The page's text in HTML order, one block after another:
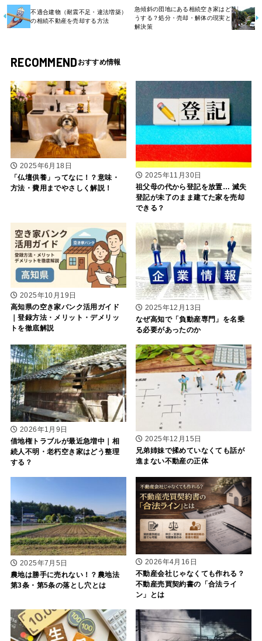
不適合建物（耐震不足・違法増築）
の相続不動産を売却する方法
急傾斜の団地にある相続空き家はど
うする？処分・売却・解体の現実と
解決策
RECOMMEND
2025年6月18日
「仏壇供養」ってなに！？意味・
方法・費用までやさしく解説！
2025年11月30日
祖父母の代から登記を放置… 滅失
登記が未了のまま建てた家を売却
できる？
2025年10月19日
高知県の空き家バンク活用ガイド
｜登録方法・メリット・デメリッ
トを徹底解説
2025年12月13日
なぜ高知で「負動産専門」を名乗
る必要があったのか
2026年1月9日
借地権トラブルが最近急増中｜相
続人不明・老朽空き家はどう整理
する？
2025年12月15日
兄弟姉妹で揉めていなくても話が
進まない不動産の正体
2025年7月5日
農地は勝手に売れない！？農地法
第3条・第5条の落とし穴とは
2026年4月16日
不動産会社じゃなくても作れる？
不動産売買契約書の「合法ライ
ン」とは